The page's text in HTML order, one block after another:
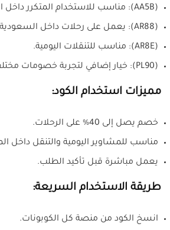
(AA5B): مناسب للاستخدام المتكرر داخل التطبيق.
(AR88): يعمل على رحلات داخل السعودية.
(AR8E): مناسب للتنقلات اليومية.
(PL90): خيار إضافي لتجربة خصومات مختلفة.
مميزات استخدام الكود:
خصم يصل إلى 40% على الرحلات.
مناسب للمشاوير اليومية والتنقل داخل
يعمل مباشرة قبل تأكيد الطلب.
طريقة الاستخدام السريعة:
انسخ الكود من منصة كل الكوبونات.